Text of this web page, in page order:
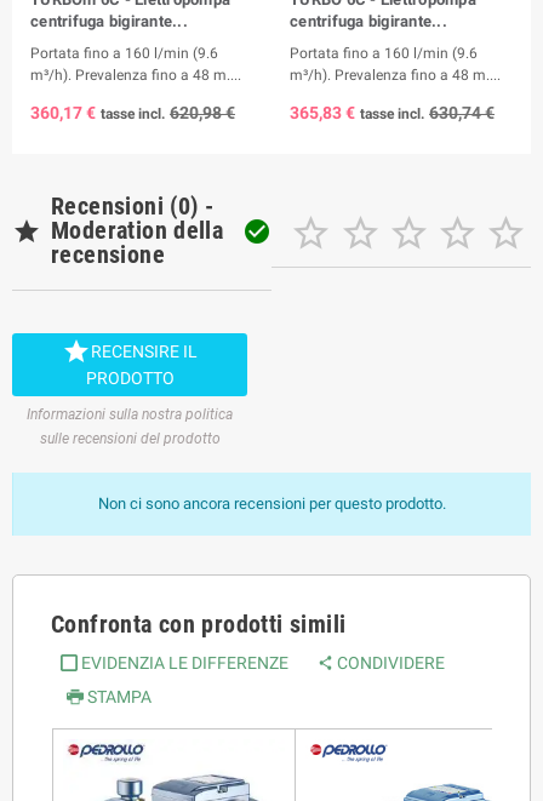
centrifuga bigirante...
Portata fino a 160 l/min (9.6
m³/h). Prevalenza fino a 48 m....
360,17 € tasse incl. 620,98 €
centrifuga bigirante...
Portata fino a 160 l/min (9.6
m³/h). Prevalenza fino a 48 m....
365,83 € tasse incl. 630,74 €

Recensioni (0) -
Moderation della
recensione
     
RECENSIRE IL
PRODOTTO
Informazioni sulla nostra politica
sulle recensioni del prodotto
Non ci sono ancora recensioni per questo prodotto.
Confronta con prodotti simili
EVIDENZIA LE DIFFERENZE
CONDIVIDERE
STAMPA